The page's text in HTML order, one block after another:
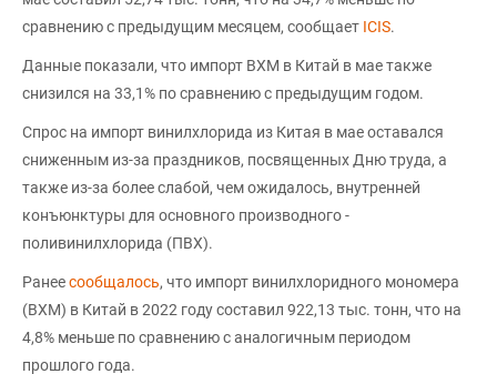
сравнению с предыдущим месяцем, сообщает ICIS.
Данные показали, что импорт ВХМ в Китай в мае также
снизился на 33,1% по сравнению с предыдущим годом.
Спрос на импорт винилхлорида из Китая в мае оставался
сниженным из-за праздников, посвященных Дню труда, а
также из-за более слабой, чем ожидалось, внутренней
конъюнктуры для основного производного -
поливинилхлорида (ПВХ).
Ранеесообщалось, что импорт винилхлоридного мономера
(ВХМ) в Китай в 2022 году составил 922,13 тыс. тонн, что на
4,8% меньше по сравнению с аналогичным периодом
прошлого года.